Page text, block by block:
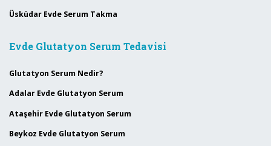
Üsküdar Evde Serum Takma
Evde Glutatyon Serum Tedavisi
Glutatyon Serum Nedir?
Adalar Evde Glutatyon Serum
Ataşehir Evde Glutatyon Serum
Beykoz Evde Glutatyon Serum